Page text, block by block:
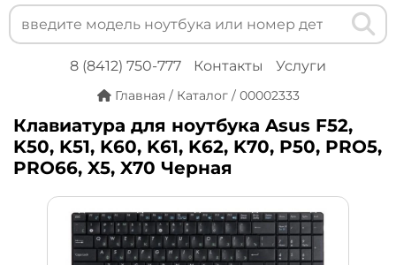
8 (8412) 750-777 Контакты Услуги
Главная / Каталог / 00002333
Клавиатура для ноутбука Asus F52,
K50, K51, K60, K61, K62, K70, P50, PRO5,
PRO66, X5, X70 Черная